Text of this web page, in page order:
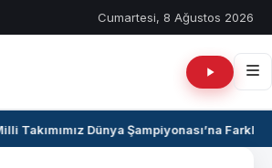
Cumartesi, 8 Ağustos 2026
Takımımız Dünya Şampiyonası’na Farklı